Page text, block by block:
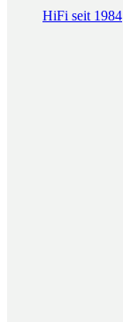
HiFi seit 1984